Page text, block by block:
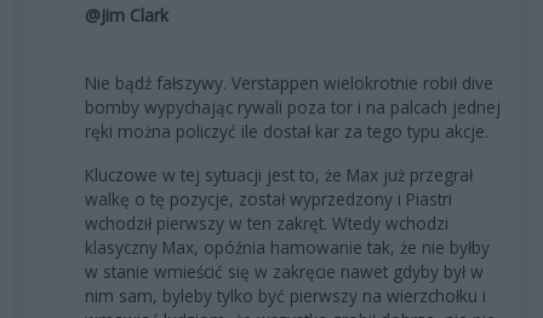
@Jim Clark
Nie bądź fałszywy. Verstappen wielokrotnie robił dive
bomby wypychając rywali poza tor i na palcach jednej
ręki można policzyć ile dostał kar za tego typu akcje.
Kluczowe w tej sytuacji jest to, że Max już przegrał
walkę o tę pozycje, został wyprzedzony i Piastri
wchodził pierwszy w ten zakręt. Wtedy wchodzi
klasyczny Max, opóźnia hamowanie tak, że nie byłby
w stanie wmieścić się w zakręcie nawet gdyby był w
nim sam, byleby tylko być pierwszy na wierzchołku i